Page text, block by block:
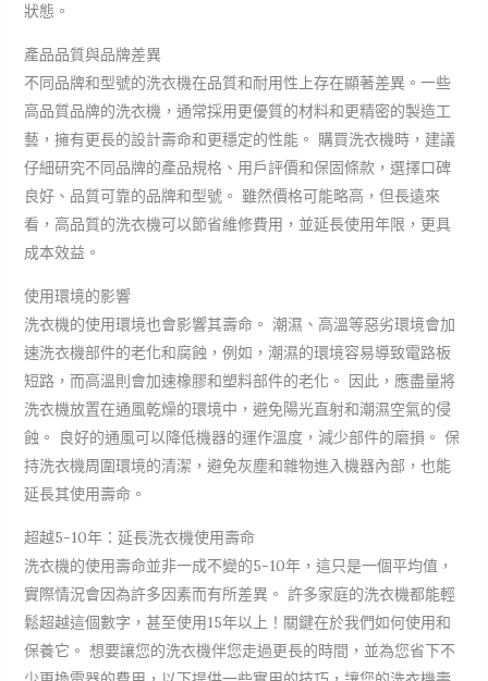
狀態。
產品品質與品牌差異
不同品牌和型號的洗衣機在品質和耐用性上存在顯著差異。一些
高品質品牌的洗衣機，通常採用更優質的材料和更精密的製造工
藝，擁有更長的設計壽命和更穩定的性能。 購買洗衣機時，建議
仔細研究不同品牌的產品規格、用戶評價和保固條款，選擇口碑
良好、品質可靠的品牌和型號。 雖然價格可能略高，但長遠來
看，高品質的洗衣機可以節省維修費用，並延長使用年限，更具
成本效益。
使用環境的影響
洗衣機的使用環境也會影響其壽命。 潮濕、高溫等惡劣環境會加
速洗衣機部件的老化和腐蝕，例如，潮濕的環境容易導致電路板
短路，而高溫則會加速橡膠和塑料部件的老化。 因此，應盡量將
洗衣機放置在通風乾燥的環境中，避免陽光直射和潮濕空氣的侵
蝕。 良好的通風可以降低機器的運作溫度，減少部件的磨損。 保
持洗衣機周圍環境的清潔，避免灰塵和雜物進入機器內部，也能
延長其使用壽命。
超越5-10年：延長洗衣機使用壽命
洗衣機的使用壽命並非一成不變的5-10年，這只是一個平均值，
實際情況會因為許多因素而有所差異。 許多家庭的洗衣機都能輕
鬆超越這個數字，甚至使用15年以上！關鍵在於我們如何使用和
保養它。 想要讓您的洗衣機伴您走過更長的時間，並為您省下不